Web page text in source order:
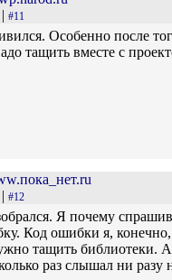
| #11
Особенно после
тащить вместе с
| #12
Я почему
Код ошибки я,
тащить библиотеки.
раз слышал ни разу